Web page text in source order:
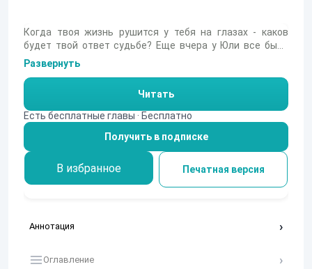
Когда твоя жизнь рушится у тебя на глазах - каков
будет твой ответ судьбе? Еще вчера у Юли все было
хорошо: у нее была мечта открыть свою фотостудию, у
нее был любимый человек, перед ней маячило светлое
будущее. Если бы не известие об измене любимого,
которое раскрошило Юлю вместе со всеми ее
надеждами... А тут еще этот тупой здоровяк, который
так и норовит поквитаться с ней за то, что она
вмешалась в его жизнь со своей фотокамерой...
Развернуть
Читать
Есть бесплатные главы · Бесплатно
Получить в подписке
В избранное Печатная версия
Аннотация
Оглавление